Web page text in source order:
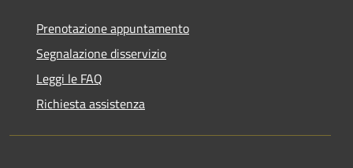
Prenotazione appuntamento
Segnalazione disservizio
Leggi le FAQ
Richiesta assistenza